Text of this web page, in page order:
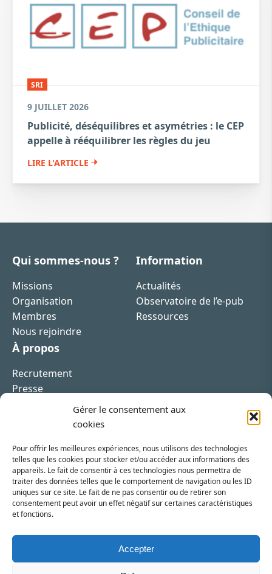
Gérer le consentement aux
cookies
Pour offrir les meilleures expériences, nous utilisons des technologies
telles que les cookies pour stocker et/ou accéder aux informations des
appareils. Le fait de consentir à ces technologies nous permettra de
traiter des données telles que le comportement de navigation ou les ID
uniques sur ce site. Le fait de ne pas consentir ou de retirer son
consentement peut avoir un effet négatif sur certaines caractéristiques
et fonctions.
Accepter
SRI
9 JUILLET 2026
Publicité, déséquilibres et asymétries : le CEP
appelle à rééquilibrer les règles du jeu
LIRE L'ARTICLE
Qui sommes-nous ?
Missions
Organisation
Membres
Nous rejoindre
Information
Actualités
Observatoire de l’e-pub
Ressources
À propos
Recrutement
Presse
Inscrivez-vous à la newsletter
Vous recevrez régulièrement les dernières actualités
du SRI.